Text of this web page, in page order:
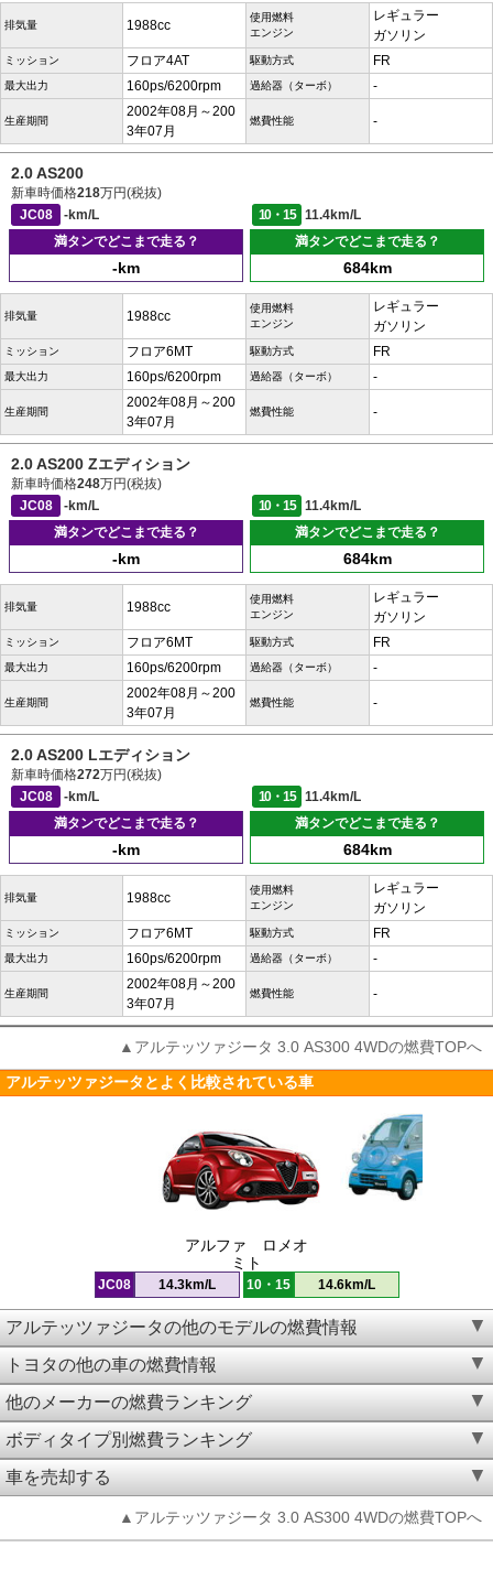
排気量 1988cc
使用燃料
エンジン
レギュラー
ガソリン
ミッション フロア4AT 駆動方式 FR
最大出力 160ps/6200rpm 過給器（ターボ） -
生産期間
2002年08月～200
3年07月
燃費性能 -
2.0 AS200
新車時価格218万円(税抜)
JC08
-km/L 10・15
11.4km/L
満タンでどこまで走る？
-km
満タンでどこまで走る？
684km
排気量 1988cc
使用燃料
エンジン
レギュラー
ガソリン
ミッション フロア6MT 駆動方式 FR
最大出力 160ps/6200rpm 過給器（ターボ） -
生産期間
2002年08月～200
3年07月
燃費性能 -
2.0 AS200 Zエディション
新車時価格248万円(税抜)
JC08
-km/L 10・15
11.4km/L
満タンでどこまで走る？
-km
満タンでどこまで走る？
684km
排気量 1988cc
使用燃料
エンジン
レギュラー
ガソリン
ミッション フロア6MT 駆動方式 FR
最大出力 160ps/6200rpm 過給器（ターボ） -
生産期間
2002年08月～200
3年07月
燃費性能 -
2.0 AS200 Lエディション
新車時価格272万円(税抜)
JC08
-km/L 10・15
11.4km/L
満タンでどこまで走る？
-km
満タンでどこまで走る？
684km
排気量 1988cc
使用燃料
エンジン
レギュラー
ガソリン
ミッション フロア6MT 駆動方式 FR
最大出力 160ps/6200rpm 過給器（ターボ） -
生産期間
2002年08月～200
3年07月
燃費性能 -
▲アルテッツァジータ 3.0 AS300 4WDの燃費TOPへ
アルテッツァジータとよく比較されている車
アルファ ロメオ
ミト
JC08 14.3km/L 10・15 14.6km/L
アルテッツァジータの他のモデルの燃費情報
トヨタの他の車の燃費情報
他のメーカーの燃費ランキング
ボディタイプ別燃費ランキング
車を売却する
▲アルテッツァジータ 3.0 AS300 4WDの燃費TOPへ